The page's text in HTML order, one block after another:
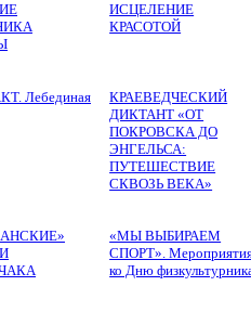
ИСЦЕЛЕНИЕ
КРАСОТОЙ
Лебединая
КРАЕВЕДЧЕСКИЙ
ДИКТАНТ «ОТ
ПОКРОВСКА ДО
ЭНГЕЛЬСА:
ПУТЕШЕСТВИЕ
СКВОЗЬ ВЕКА»
«МЫ ВЫБИРАЕМ
СПОРТ».
ко Дню